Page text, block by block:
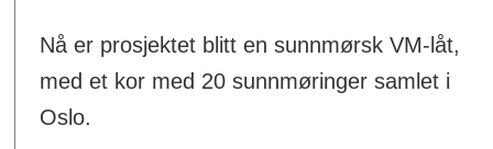
Nå er prosjektet blitt en sunnmørsk VM-låt,
med et kor med 20 sunnmøringer samlet i
Oslo.